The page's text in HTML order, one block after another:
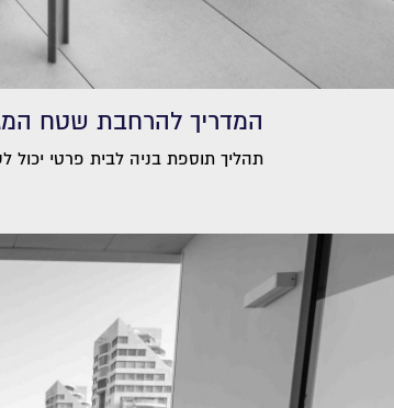
המדריך להרחבת שטח
תהליך תוספת בניה לבית פרטי יכול